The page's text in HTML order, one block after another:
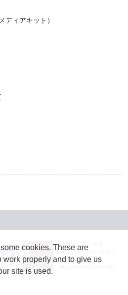
ィアキット）
JASRAC許諾番号：
9024936001Y45037
JASRAC許諾番号：
cookies. These are
work properly and to give us
site is used.